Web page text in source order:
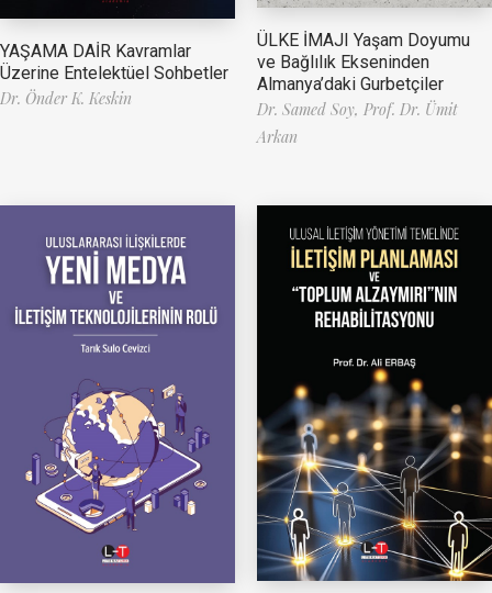
YAŞAMA DAİR Kavramlar
Üzerine Entelektüel Sohbetler
Dr. Önder K. Keskin
ÜLKE İMAJI Yaşam Doyumu
ve Bağlılık Ekseninden
Almanya’daki Gurbetçiler
Dr. Samed Soy, Prof. Dr. Ümit
Arkan